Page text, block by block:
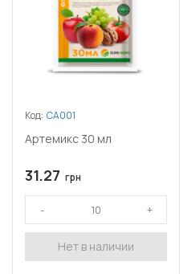
Код: СА001
Артемикс 30 мл
31.27 грн
Нет в наличии